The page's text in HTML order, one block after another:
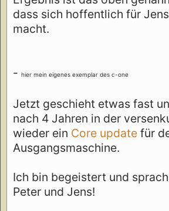
dass sich hoffentlich für
macht.
- hier mein eigenes exemplar des c-one
Jetzt geschieht etwas fast
nach 4 Jahren in der
wieder ein Core update für
Ausgangsmaschine.
Ich bin begeistert und
Peter und Jens!